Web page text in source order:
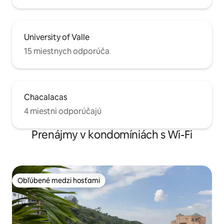
University of Valle
15 miestnych odporúča
Chacalacas
4 miestni odporúčajú
Prenájmy v kondomíniách s Wi-Fi
Obľúbené medzi hosťami
Obľúbené medzi hosťami